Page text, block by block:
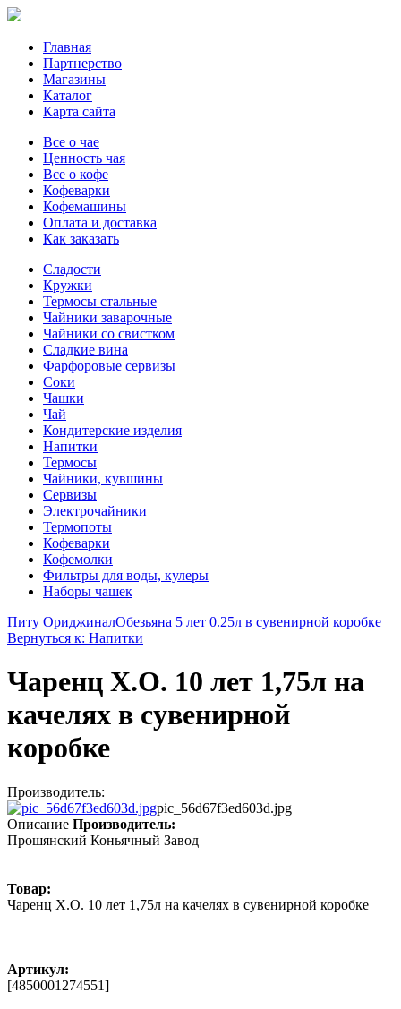
Главная
Партнерство
Магазины
Каталог
Карта сайта
Все о чае
Ценность чая
Все о кофе
Кофеварки
Кофемашины
Оплата и доставка
Как заказать
Сладости
Кружки
Термосы стальные
Чайники заварочные
Чайники со свистком
Сладкие вина
Фарфоровые сервизы
Соки
Чашки
Чай
Кондитерские изделия
Напитки
Термосы
Чайники, кувшины
Сервизы
Электрочайники
Термопоты
Кофеварки
Кофемолки
Фильтры для воды, кулеры
Наборы чашек
Питу ОриджиналОбезьяна 5 лет 0.25л в сувенирной коробке
Вернуться к: Напитки
Чаренц X.O. 10 лет 1,75л на
качелях в сувенирной
коробке
Производитель:
pic_56d67f3ed603d.jpg
Описание Производитель:
Прошянский Коньячный Завод
Товар:
Чаренц X.O. 10 лет 1,75л на качелях в сувенирной коробке
Артикул:
[4850001274551]